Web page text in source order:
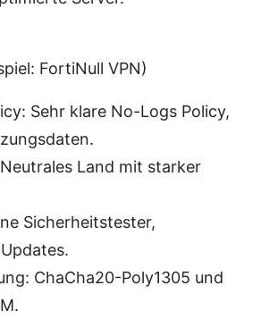
FortiNull VPN)
Sehr klare No-Logs Policy,
Land mit starker
Sicherheitstester,
ChaCha20-Poly1305 und